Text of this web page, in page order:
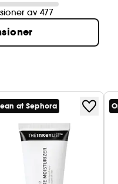
av 477
at Sephora